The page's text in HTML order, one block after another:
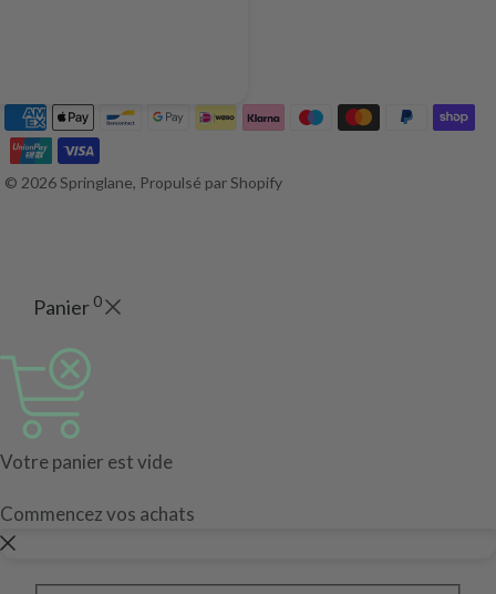
© 2026 Springlane, Propulsé par Shopify
Panier 0
Votre panier est vide
Commencez vos achats